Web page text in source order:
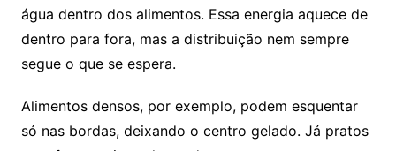
água dentro dos alimentos. Essa energia aquece de
dentro para fora, mas a distribuição nem sempre
segue o que se espera.
Alimentos densos, por exemplo, podem esquentar
só nas bordas, deixando o centro gelado. Já pratos